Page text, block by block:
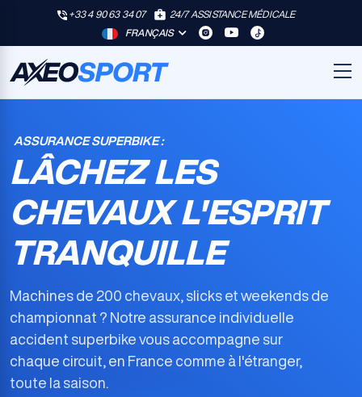
+33 4 90 63 34 07
24/7 ASSISTANCE MÉDICALE
FRANÇAIS
ASSURANCE SUPERBIKE :
LÂCHEZ LES
CHEVAUX L'ESPRIT
TRANQUILLE
Machines de 200 chevaux, slicks et weekends de
championnat ? Notre assurance individuelle
accident superbike vous accompagne sur
chaque circuit, en France comme à l'étranger,
toute la saison.